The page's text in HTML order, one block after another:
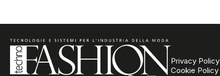
Privacy Policy
Cookie Policy